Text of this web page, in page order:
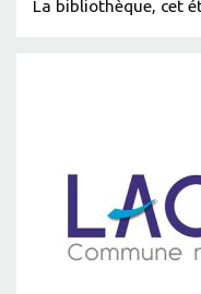
La bibliothèque, cet